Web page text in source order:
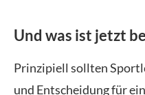
Und was ist jetzt
Prinzipiell sollten
und Entscheidung für